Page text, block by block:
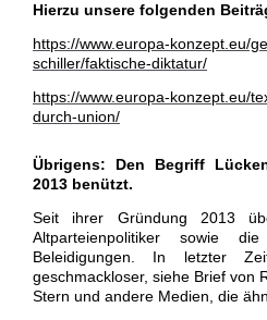
Hierzu unsere folgenden
https://www.europa-konzept.eu/
schiller/faktische-diktatur/
https://www.europa-konzept.eu/
durch-union/
Übrigens: Den Begriff
2013 benützt.
Seit ihrer Gründung 2013
Altparteienpolitiker sowie
Beleidigungen. In letzter
geschmackloser, siehe Brief von
Stern und andere Medien, die